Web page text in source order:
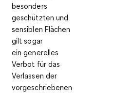
besonders
geschützten und
sensiblen Flächen
gilt sogar
eingenerelles
Verbot für das
Verlassen der
vorgeschriebenen